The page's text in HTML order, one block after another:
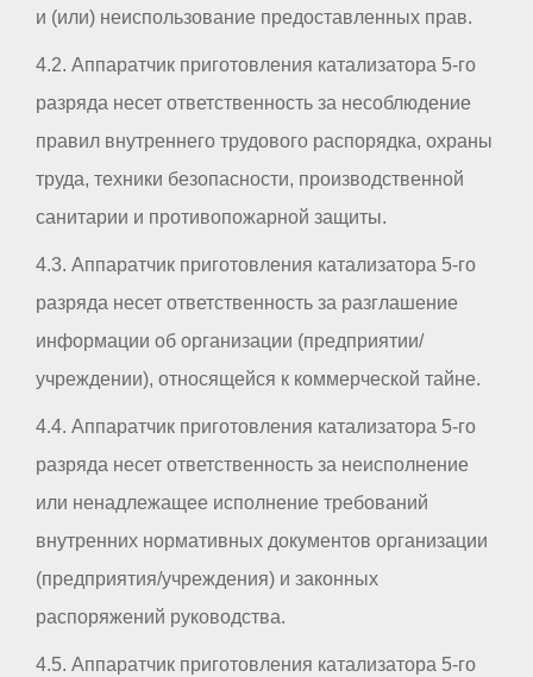
и (или) неиспользование предоставленных прав.
4.2. Аппаратчик приготовления катализатора 5-го
разряда несет ответственность за несоблюдение
правил внутреннего трудового распорядка, охраны
труда, техники безопасности, производственной
санитарии и противопожарной защиты.
4.3. Аппаратчик приготовления катализатора 5-го
разряда несет ответственность за разглашение
информации об организации (предприятии/
учреждении), относящейся к коммерческой тайне.
4.4. Аппаратчик приготовления катализатора 5-го
разряда несет ответственность за неисполнение
или ненадлежащее исполнение требований
внутренних нормативных документов организации
(предприятия/учреждения) и законных
распоряжений руководства.
4.5. Аппаратчик приготовления катализатора 5-го